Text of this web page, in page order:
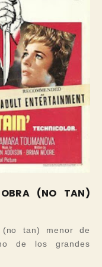
(NO TAN)
(no tan) menor de
de los grandes